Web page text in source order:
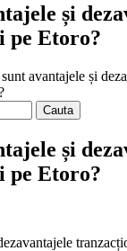
și
pe Etoro?
avantajele și
Cauta
și
pe Etoro?